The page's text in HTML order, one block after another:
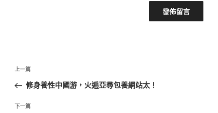
文
導
覽
上
一
文
上一篇
修身養性中國游，火遍亞尋包養網站太！
下
下一篇